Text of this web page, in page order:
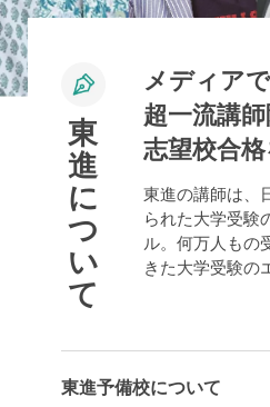
東
進
に
つ
い
て
メディア
超一流講
志望校合
東進の講師は、
られた大学受験
ル。何万人もの
きた大学受験の
東進予備校について